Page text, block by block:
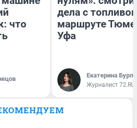
что
дела с
маршруте
Уфа
Екатерина
Журналист 72.RU